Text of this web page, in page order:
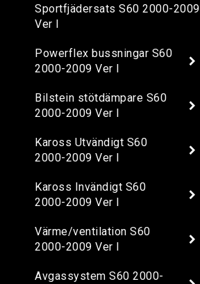
Sportfjädersats S60 2000-2009
Ver I
Powerflex bussningar S60
2000-2009 Ver I
Bilstein stötdämpare S60
2000-2009 Ver I
Kaross Utvändigt S60
2000-2009 Ver I
Kaross Invändigt S60
2000-2009 Ver I
Värme/ventilation S60
2000-2009 Ver I
Avgassystem S60 2000-